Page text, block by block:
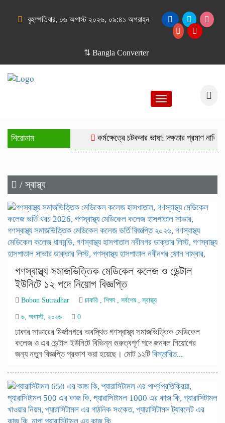
বৃহস্পতিবার, ০৬ অগাস্ট ২০২৬, ০৯:৪১ অপরাহ্ন
⇅ Bangla Converter
Toggle
শিরোনাম কর্মক্ষেত্রে চটকদার ভাষা: দক্ষতার প্রমাণ নাকি
/ স্বাস্থ্য
গণস্বাস্থ্য সমাজভিত্তিক মেডিকেল কলেজ ও ডেন্টাল
ইউনিটে ১২ পদে নিয়োগ বিজ্ঞপ্তি
Bobon Sutradhar চাকরি শিক্ষা সর্বশেষ,স্বাস্থ্য
৬, অগাস্ট, ২০২৬ 0
ঢাকার সাভারের মির্জানগরে অবস্থিত গণস্বাস্থ্য সমাজভিত্তিক মেডিকেল
কলেজ ও এর ডেন্টাল ইউনিটে বিভিন্ন গুরুত্বপূর্ণ পদে জনবল নিয়োগের
জন্য নতুন বিজ্ঞপ্তি প্রকাশ করা হয়েছে। মোট ১২টি বিস্তারিত...